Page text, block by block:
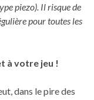
piezo). Il risque de
pour toutes les
à votre jeu !
dans le pire des